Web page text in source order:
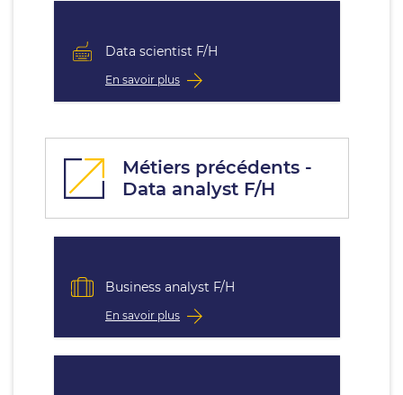
Data scientist F/H
En savoir plus
Métiers précédents -
Data analyst F/H
Business analyst F/H
En savoir plus